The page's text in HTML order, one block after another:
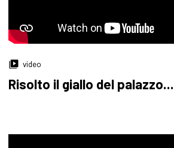
video
Risolto il giallo del palazzo...